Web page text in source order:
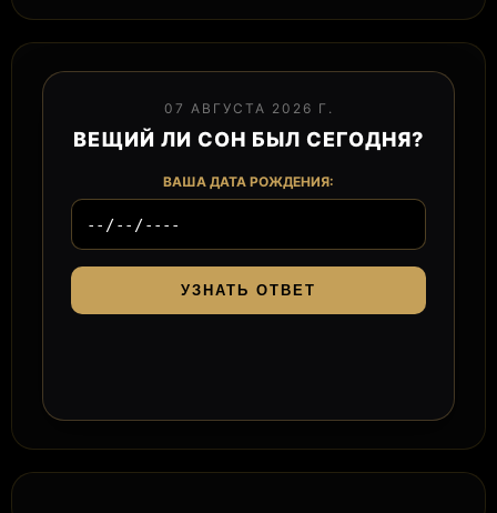
07 АВГУСТА 2026 Г.
ВЕЩИЙ ЛИ СОН БЫЛ СЕГОДНЯ?
ВАША ДАТА РОЖДЕНИЯ:
УЗНАТЬ ОТВЕТ